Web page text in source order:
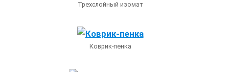
Трехслойный изомат
Коврик-пенка